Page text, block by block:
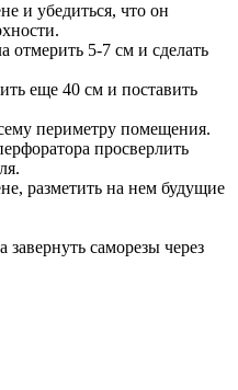
и убедиться, что он
отмерить 5-7 см и сделать
еще 40 см и поставить
периметру помещения.
просверлить
разметить на нем будущие
саморезы через